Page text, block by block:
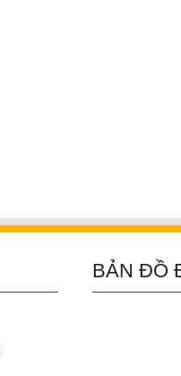
BẢN ĐỒ